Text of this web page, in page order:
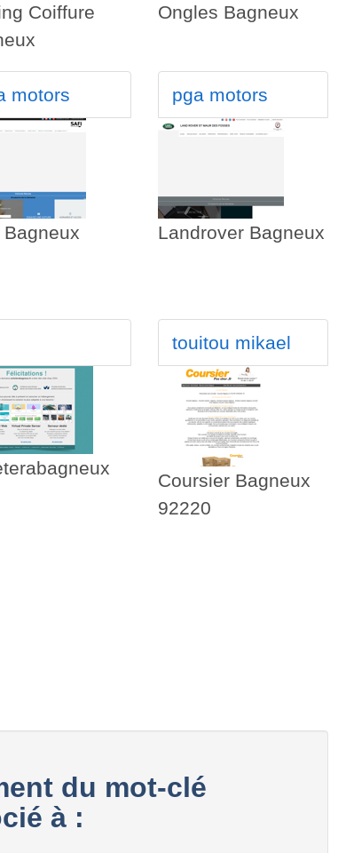
Coiffure
Ongles Bagneux
motors
Bagneux
pga motors
Landrover Bagneux
touitou mikael
Coursier Bagneux
92220
du mot-clé
à :